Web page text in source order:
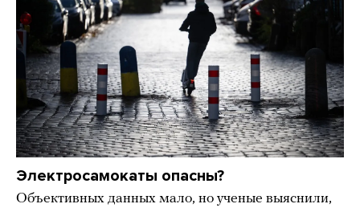
Электросамокаты опасны?
Объективных данных мало, но ученые выяснили,